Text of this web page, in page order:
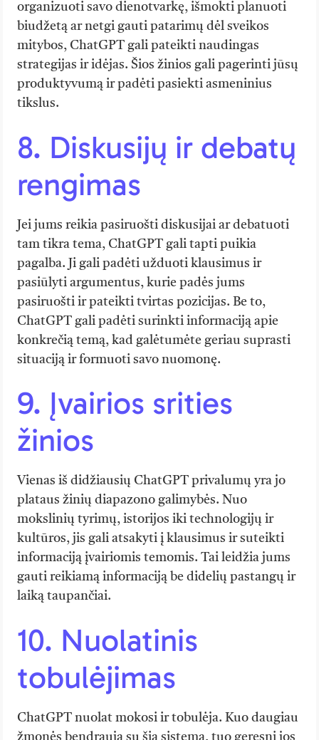
organizuoti savo dienotvarkę, išmokti planuoti
biudžetą ar netgi gauti patarimų dėl sveikos
mitybos, ChatGPT gali pateikti naudingas
strategijas ir idėjas. Šios žinios gali pagerinti jūsų
produktyvumą ir padėti pasiekti asmeninius
tikslus.
8. Diskusijų ir debatų
rengimas
Jei jums reikia pasiruošti diskusijai ar debatuoti
tam tikra tema, ChatGPT gali tapti puikia
pagalba. Ji gali padėti užduoti klausimus ir
pasiūlyti argumentus, kurie padės jums
pasiruošti ir pateikti tvirtas pozicijas. Be to,
ChatGPT gali padėti surinkti informaciją apie
konkrečią temą, kad galėtumėte geriau suprasti
situaciją ir formuoti savo nuomonę.
9. Įvairios srities
žinios
Vienas iš didžiausių ChatGPT privalumų yra jo
plataus žinių diapazono galimybės. Nuo
mokslinių tyrimų, istorijos iki technologijų ir
kultūros, jis gali atsakyti į klausimus ir suteikti
informaciją įvairiomis temomis. Tai leidžia jums
gauti reikiamą informaciją be didelių pastangų ir
laiką taupančiai.
10. Nuolatinis
tobulėjimas
ChatGPT nuolat mokosi ir tobulėja. Kuo daugiau
žmonės bendrauja su šia sistema, tuo geresni jos